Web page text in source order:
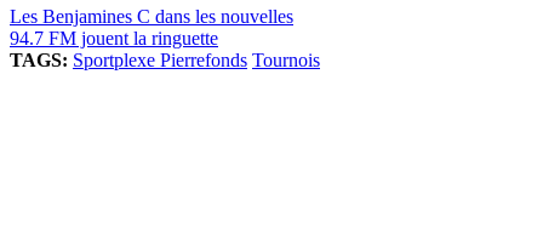
Les Benjamines C dans les nouvelles
94.7 FM jouent la ringuette
TAGS: Sportplexe Pierrefonds Tournois